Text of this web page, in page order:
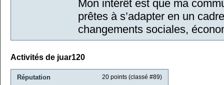
Mon intérêt est que ma
prêtes à s’adapter en un
changements sociales,
Activités de juar120
Réputation 20 points (classé #89)